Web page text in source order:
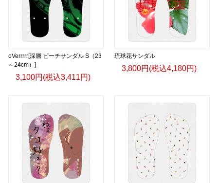
oVerrrrr[深層 ビーチサンダル S（23
～24cm）]
3,100円(税込3,411円)
琉球花サンダル
3,800円(税込4,180円)